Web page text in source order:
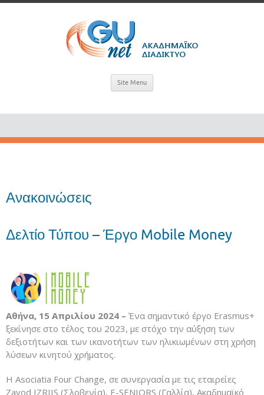
Site Menu
Ανακοινώσεις
Δελτίο Τύπου – Έργο Mobile Money
Αθήνα, 15 Απριλίου 2024 – Ένα σημαντικό έργο Erasmus+
ξεκίνησε στο τέλος του 2023, με στόχο την αύξηση των
δεξιοτήτων και των ικανοτήτων των ηλικιωμένων στη χρήση
λύσεων κινητού χρήματος.
Η Asociatia Four Change, σε συνεργασία με τις εταιρείες
Zavod IZRIIS (Σλοβενία), E-SENIORS (Γαλλία), Ακαδημαϊκό